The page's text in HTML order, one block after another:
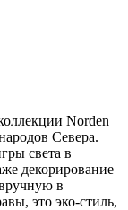
Norden
Севера.
света в
декорирование
в
это эко-стиль,